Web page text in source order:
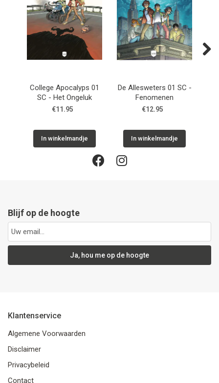
College Apocalyps 01
SC - Het Ongeluk
€11.95
In winkelmandje
De Allesweters 01 SC -
Fenomenen
€12.95
In winkelmandje
Blijf op de hoogte
Ja, hou me op de hoogte
Klantenservice
Algemene Voorwaarden
Disclaimer
Privacybeleid
Contact